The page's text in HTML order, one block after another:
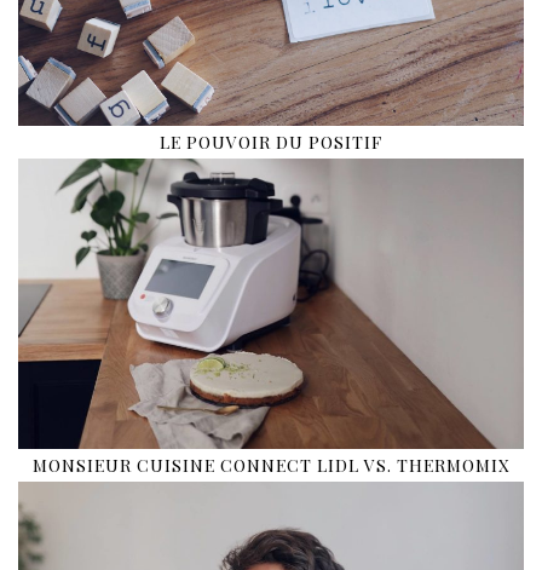
LE POUVOIR DU POSITIF
MONSIEUR CUISINE CONNECT LIDL VS. THERMOMIX